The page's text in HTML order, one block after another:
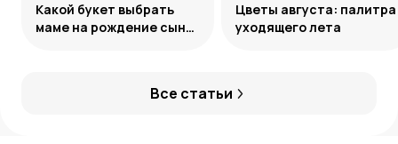
Все статьи
Какой букет выбрать
маме на рождение сына:
Цветы августа: палитра
уходящего лета